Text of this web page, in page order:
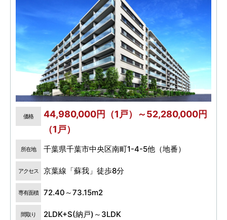
価格
44,980,000円（1戸）～52,280,000円
（1戸）
所在地 千葉県千葉市中央区南町1-4-5他（地番）
アクセス 京葉線「蘇我」徒歩8分
専有面積 72.40～73.15m2
間取り 2LDK+S(納戸)～3LDK